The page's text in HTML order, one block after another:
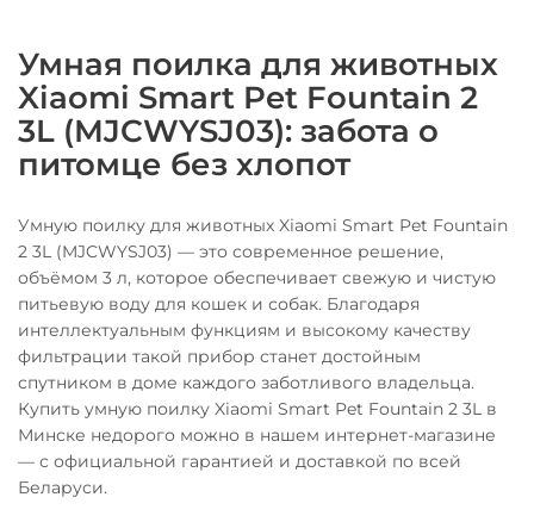
Умная поилка для животных
Xiaomi Smart Pet Fountain 2
3L (MJCWYSJ03): забота о
питомце без хлопот
Умную поилку для животных Xiaomi Smart Pet Fountain
2 3L (MJCWYSJ03) — это современное решение,
объёмом 3 л, которое обеспечивает свежую и чистую
питьевую воду для кошек и собак. Благодаря
интеллектуальным функциям и высокому качеству
фильтрации такой прибор станет достойным
спутником в доме каждого заботливого владельца.
Купить умную поилку Xiaomi Smart Pet Fountain 2 3L в
Минске недорого можно в нашем интернет-магазине
— с официальной гарантией и доставкой по всей
Беларуси.